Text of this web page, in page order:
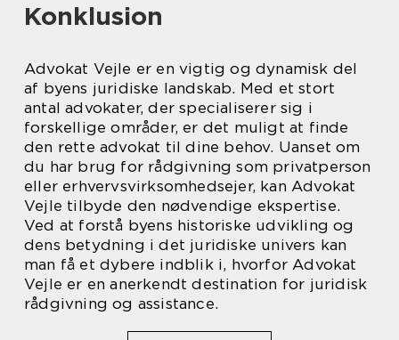
Konklusion
Advokat Vejle er en vigtig og dynamisk del
af byens juridiske landskab. Med et stort
antal advokater, der specialiserer sig i
forskellige områder, er det muligt at finde
den rette advokat til dine behov. Uanset om
du har brug for rådgivning som privatperson
eller erhvervsvirksomhedsejer, kan Advokat
Vejle tilbyde den nødvendige ekspertise.
Ved at forstå byens historiske udvikling og
dens betydning i det juridiske univers kan
man få et dybere indblik i, hvorfor Advokat
Vejle er en anerkendt destination for juridisk
rådgivning og assistance.